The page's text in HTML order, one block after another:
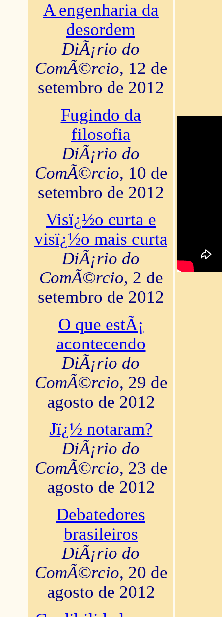
A engenharia da
desordem
DiÃ¡rio do
ComÃ©rcio, 12 de
setembro de 2012
Fugindo da
filosofia
DiÃ¡rio do
ComÃ©rcio, 10 de
setembro de 2012
Visï¿½o curta e
visï¿½o mais curta
DiÃ¡rio do
ComÃ©rcio, 2 de
setembro de 2012
O que estÃ¡
acontecendo
DiÃ¡rio do
ComÃ©rcio, 29 de
agosto de 2012
Jï¿½ notaram?
DiÃ¡rio do
ComÃ©rcio, 23 de
agosto de 2012
Debatedores
brasileiros
DiÃ¡rio do
ComÃ©rcio, 20 de
agosto de 2012